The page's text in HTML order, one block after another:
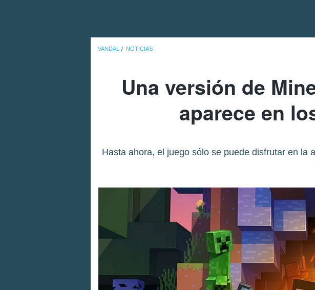
VANDAL NOTICIAS
Una versión de
aparece en
Hasta ahora, el juego sólo se puede disfrutar en la